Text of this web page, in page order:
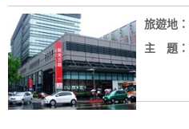
旅遊地：
主 題：